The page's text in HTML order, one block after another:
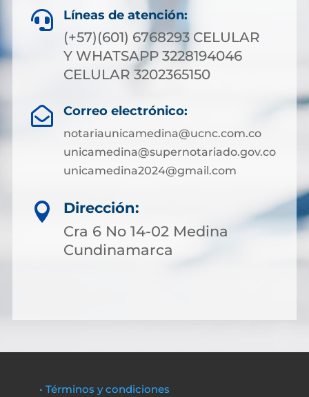
 Líneas de atención:
(+57)(601) 6768293 CELULAR
Y WHATSAPP 3228194046
CELULAR 3202365150
 Correo electrónico:
notariaunicamedina@ucnc.com.co
unicamedina@supernotariado.gov.co
unicamedina2024@gmail.com

Dirección:
Cra 6 No 14-02 Medina
Cundinamarca
• Términos y condiciones